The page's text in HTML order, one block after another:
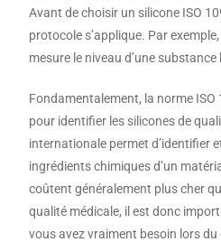
Avant de choisir un silicone ISO
protocole s’applique. Par
mesure le niveau d’une substance
Fondamentalement, la norme ISO
pour identifier les silicones de
internationale permet d’identifier
ingrédients chimiques d’un
coûtent généralement plus cher
qualité médicale, il est donc
vous avez vraiment besoin lors